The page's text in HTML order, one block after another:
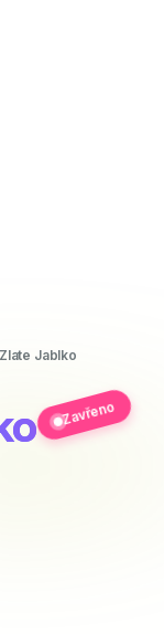
Jablko
Zavřeno